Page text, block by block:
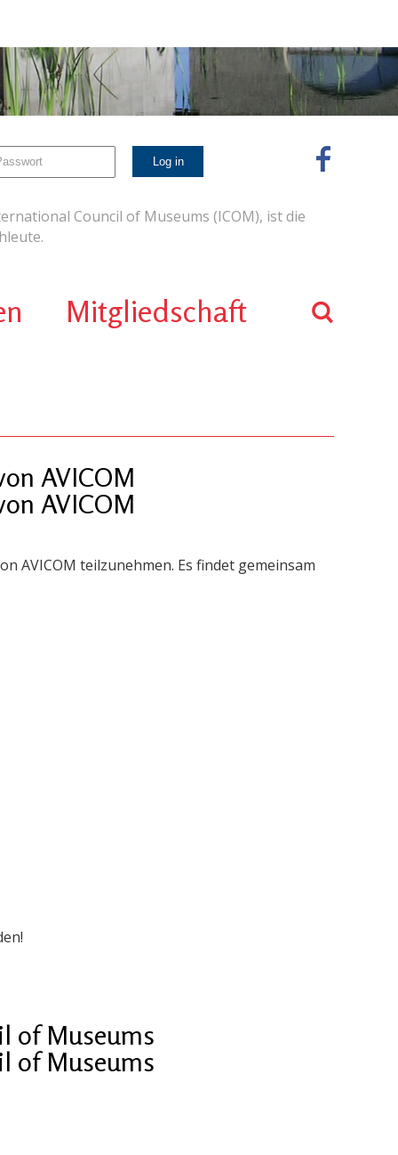
Council of Museums (ICOM), ist die
Mitgliedschaft
AVICOM
AVICOM
AVICOM teilzunehmen. Es findet gemeinsam
of Museums
of Museums